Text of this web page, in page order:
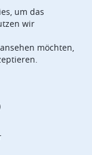
um das
wir
möchten,